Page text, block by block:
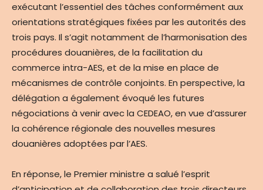
exécutant l’essentiel des tâches conformément aux
orientations stratégiques fixées par les autorités des
trois pays. Il s’agit notamment de l’harmonisation des
procédures douanières, de la facilitation du
commerce intra-AES, et de la mise en place de
mécanismes de contrôle conjoints. En perspective, la
délégation a également évoqué les futures
négociations à venir avec la CEDEAO, en vue d’assurer
la cohérence régionale des nouvelles mesures
douanières adoptées par l’AES.
En réponse, le Premier ministre a salué l’esprit